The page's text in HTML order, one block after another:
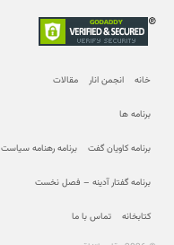
خانه انجمن انار مقالات
برنامه ها
برنامه کاویان گفت برنامه رهنامه سیاست
برنامه گفتار آدینه – فصل نخست
کتابخانه تماس با ما